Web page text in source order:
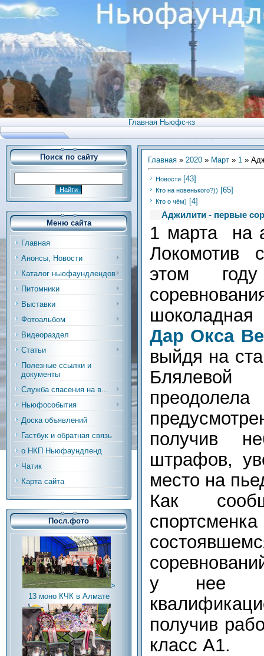
Главная Ньюфс-кз
Поиск по сайту
Меню сайта
Главная
Анонсы, Новости
Каталог ньюфаундлендов
Питомники
Выставки
Фотоальбом
Видеораздел
Статьи
Полезные ссылки и
документы
Служба спасения на в...
Ньюфособытия
Доска объявлений
Гастбук и обратная связь
о НКП Ньюфаундленд
Чатик
Карта сайта
Посл.фото
>
13 моно КЧК в Алмате
Главная » 2020 » Март » 1 »
Новости [43]
Кто на новенького?)) [65]
Кто о чём) [4]
Аджилити - первые
1 марта на
Локомотив
этом году
шоколадная
Дар Окса
выйдя на
получив
штрафов,
место на
Как
у нее
получив
класс А1.